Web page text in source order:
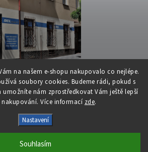
na našem e-shopu nakupovalo co nejlépe.
soubory cookies. Budeme rádi, pokud s
nám zprostředkovat Vám ještě lepší
nakupování. Více informací zde.
Nastavení
Souhlasím
Belsport.cz. Všechna práva vyhrazena.
Upravit nastavení cookies
Shoptet | DesignShoptak.cz